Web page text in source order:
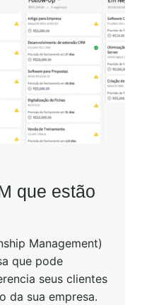
que estão
Management)
que pode
seus clientes
da sua empresa.